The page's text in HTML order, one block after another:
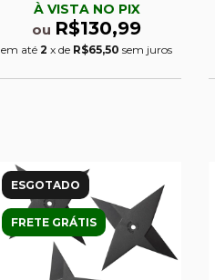
À VISTA NO PIX
ou R$130,99
em até2 x de R$65,50 sem juros
ESGOTADO
FRETE GRÁTIS